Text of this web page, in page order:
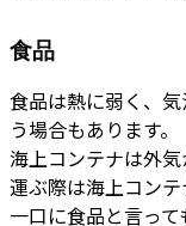
食品
食品は熱に弱く、
う場合もあります。
海上コンテナは外
運ぶ際は海上コンテ
一口に食品と言っ